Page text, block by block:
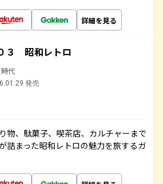
詳細を見る
３ 昭和レトロ
代
発売
物、駄菓子、喫茶店、カルチャーまで
詰まった昭和レトロの魅力を旅するガ